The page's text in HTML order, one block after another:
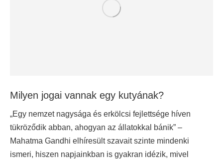
Milyen jogai vannak egy kutyának?
„Egy nemzet nagysága és erkölcsi fejlettsége híven
tükröződik abban, ahogyan az állatokkal bánik” –
Mahatma Gandhi elhíresült szavait szinte mindenki
ismeri, hiszen napjainkban is gyakran idézik, mivel